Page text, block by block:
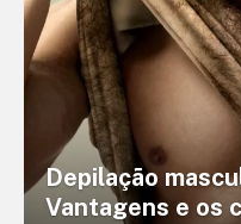
Depilação
Vantagens e os